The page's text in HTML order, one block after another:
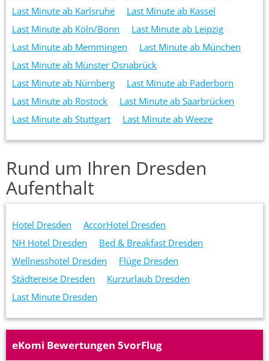
Last Minute ab Karlsruhe
Last Minute ab Kassel
Last Minute ab Köln/Bonn
Last Minute ab Leipzig
Last Minute ab Memmingen
Last Minute ab München
Last Minute ab Münster Osnabrück
Last Minute ab Nürnberg
Last Minute ab Paderborn
Last Minute ab Rostock
Last Minute ab Saarbrücken
Last Minute ab Stuttgart
Last Minute ab Weeze
Rund um Ihren Dresden
Aufenthalt
Hotel Dresden
AccorHotel Dresden
NH Hotel Dresden
Bed & Breakfast Dresden
Wellnesshotel Dresden
Flüge Dresden
Städtereise Dresden
Kurzurlaub Dresden
Last Minute Dresden
eKomi Bewertungen 5vorFlug